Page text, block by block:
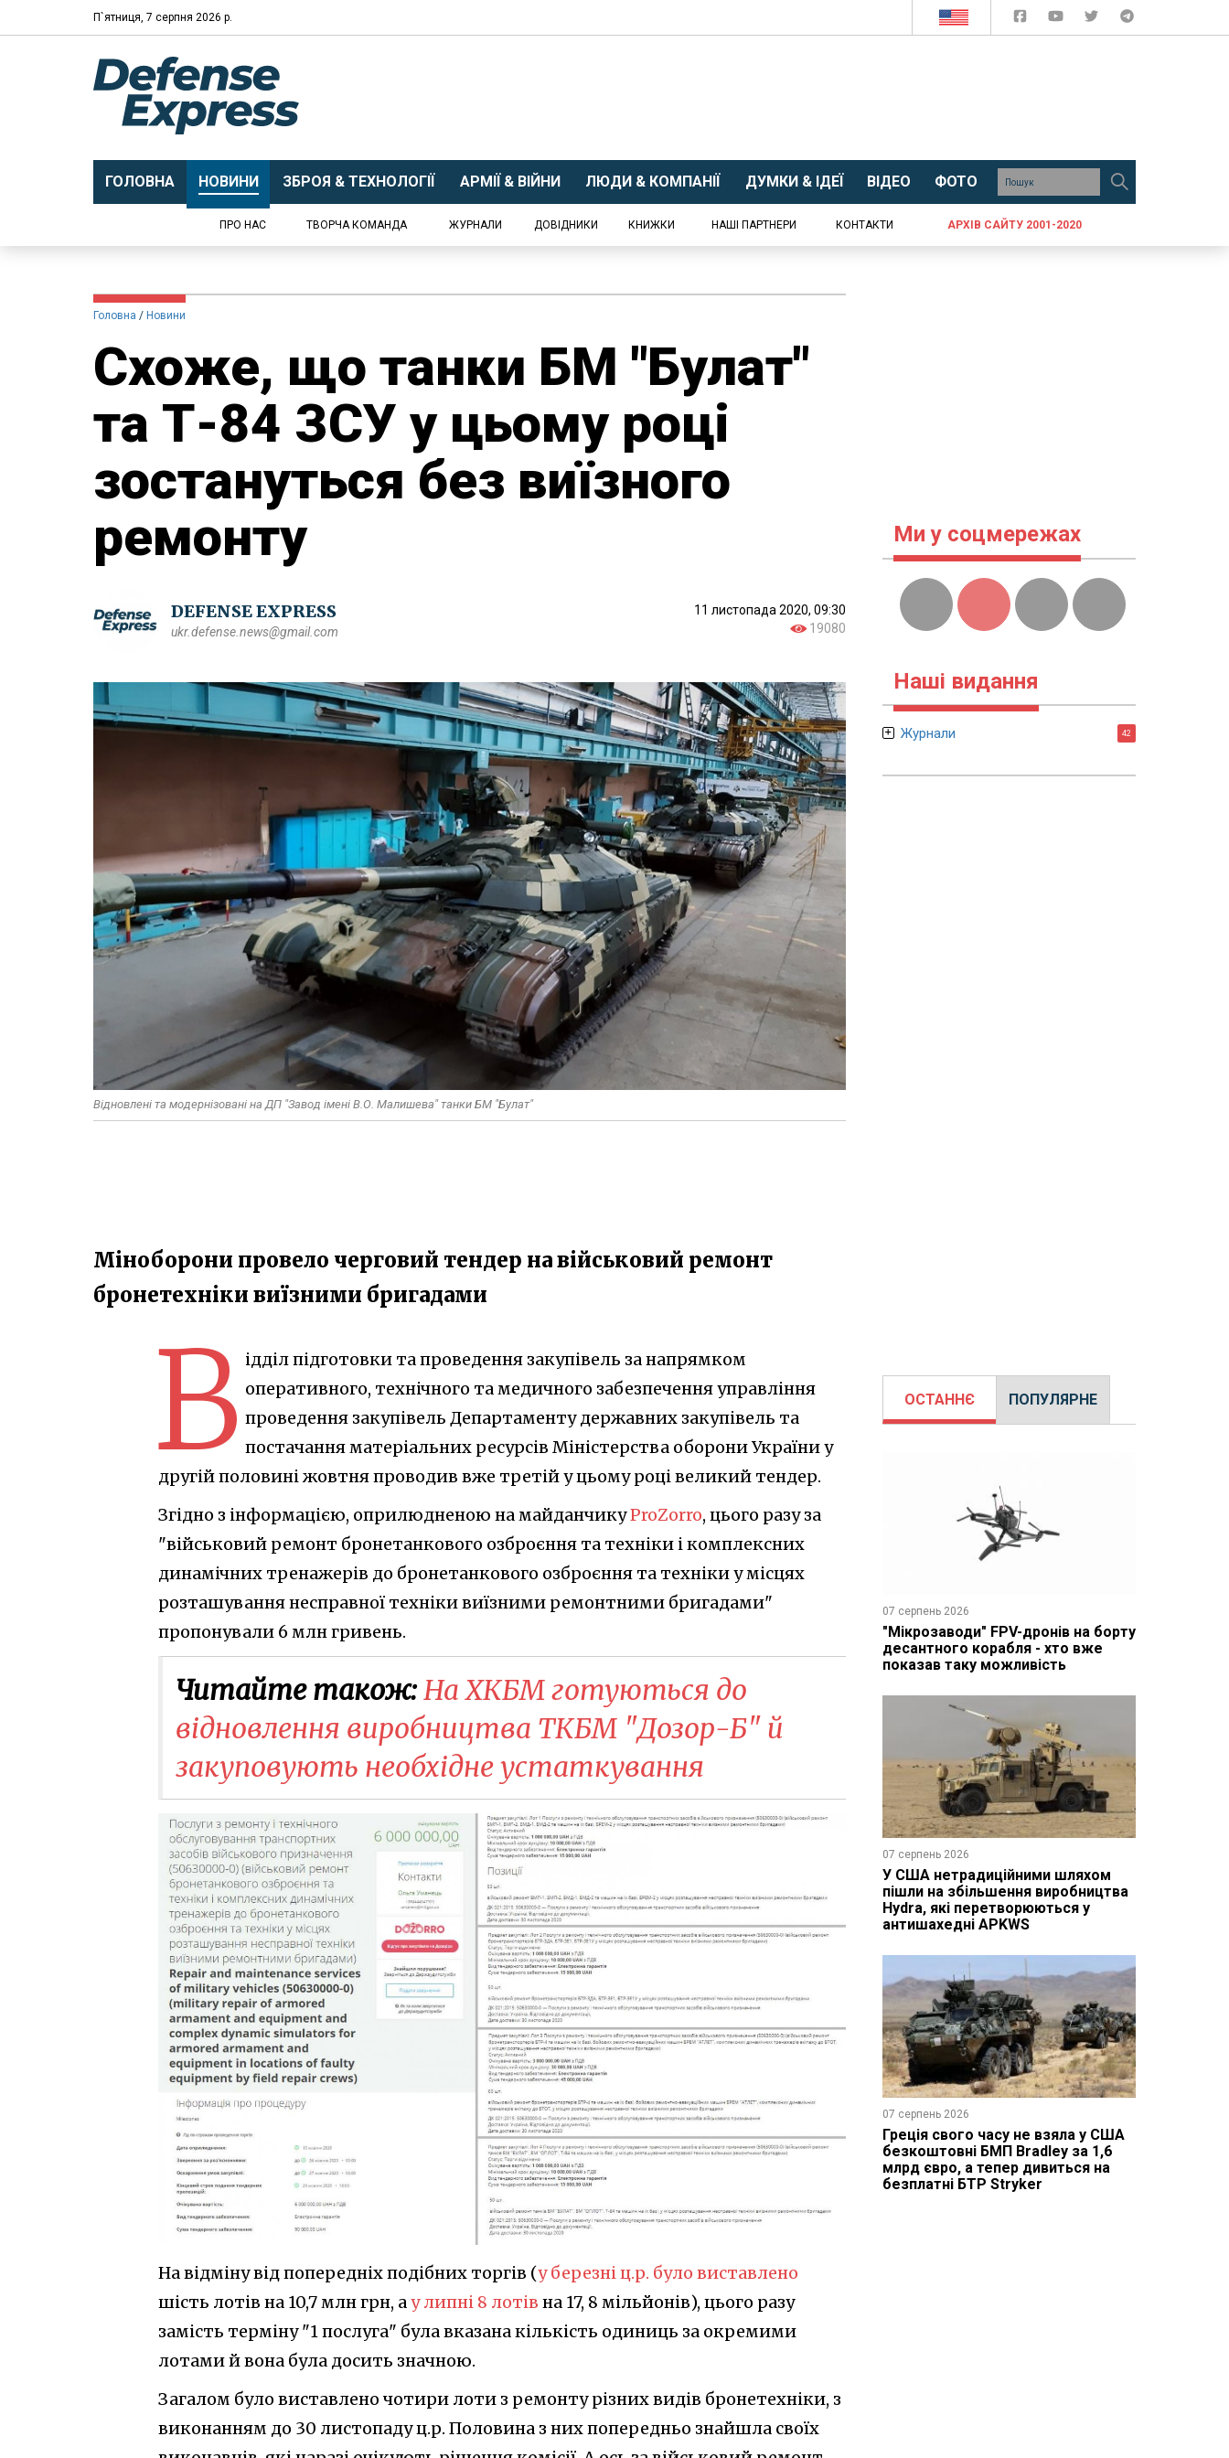
П`ятниця, 7 серпня 2026 р.
ГОЛОВНА НОВИНИ ЗБРОЯ & ТЕХНОЛОГІЇ АРМІЇ & ВІЙНИ ЛЮДИ & КОМПАНІЇ ДУМКИ & ІДЕЇ ВІДЕО ФОТО
ПРО НАС ТВОРЧА КОМАНДА ЖУРНАЛИ ДОВІДНИКИ КНИЖКИ НАШІ ПАРТНЕРИ КОНТАКТИ АРХІВ САЙТУ 2001-2020
Головна Новини
Схоже, що танки БМ "Булат"
та Т-84 ЗСУ у цьому році
зостануться без виїзного
ремонту
DEFENSE EXPRESS
ukr.defense.news@gmail.com
11 листопада 2020, 09:30
19080
Відновлені та модернізовані на ДП "Завод імені В.О. Малишева" танки БМ "Булат"
Міноборони провело черговий тендер на військовий ремонт
бронетехніки виїзними бригадами
В ідділ підготовки та проведення закупівель за напрямком
оперативного, технічного та медичного забезпечення управління
проведення закупівель Департаменту державних закупівель та
постачання матеріальних ресурсів Міністерства оборони України у
другій половині жовтня проводив вже третій у цьому році великий тендер.
Згідно з інформацією, оприлюдненою на майданчикуProZorro, цього разу за
"військовий ремонт бронетанкового озброєння та техніки і комплексних
динамічних тренажерів до бронетанкового озброєння та техніки у місцях
розташування несправної техніки виїзними ремонтними бригадами"
пропонували 6 млн гривень.
Читайте також:На ХКБМ готуються до
відновлення виробництва ТКБМ "Дозор-Б" й
закуповують необхідне устаткування
На відміну від попередніх подібних торгів (у березні ц.р. було виставлено
шість лотів на 10,7 млн грн, ау липні 8 лотів на 17, 8 мільйонів), цього разу
замість терміну "1 послуга" була вказана кількість одиниць за окремими
лотами й вона була досить значною.
Загалом було виставлено чотири лоти з ремонту різних видів бронетехніки, з
виконанням до 30 листопаду ц.р. Половина з них попередньо знайшла своїх
Ми у соцмережах
Наші видання
Журнали 42
ОСТАННЄ ПОПУЛЯРНЕ
07 серпень 2026
"Мікрозаводи" FPV-дронів на борту
десантного корабля - хто вже
показав таку можливість
07 серпень 2026
У США нетрадиційними шляхом
пішли на збільшення виробництва
Hydra, які перетворюються у
антишахедні APKWS
07 серпень 2026
Греція свого часу не взяла у США
безкоштовні БМП Bradley за 1,6
млрд євро, а тепер дивиться на
безплатні БТР Stryker